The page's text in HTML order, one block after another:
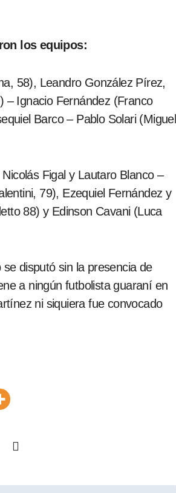
los equipos:
58), Leandro González Pírez,
– Ignacio Fernández (Franco
Barco – Pablo Solari (Miguel
Figal y Lautaro Blanco –
79), Ezequiel Fernández y
88) y Edinson Cavani (Luca
disputó sin la presencia de
a ningún futbolista guaraní en
ni siquiera fue convocado